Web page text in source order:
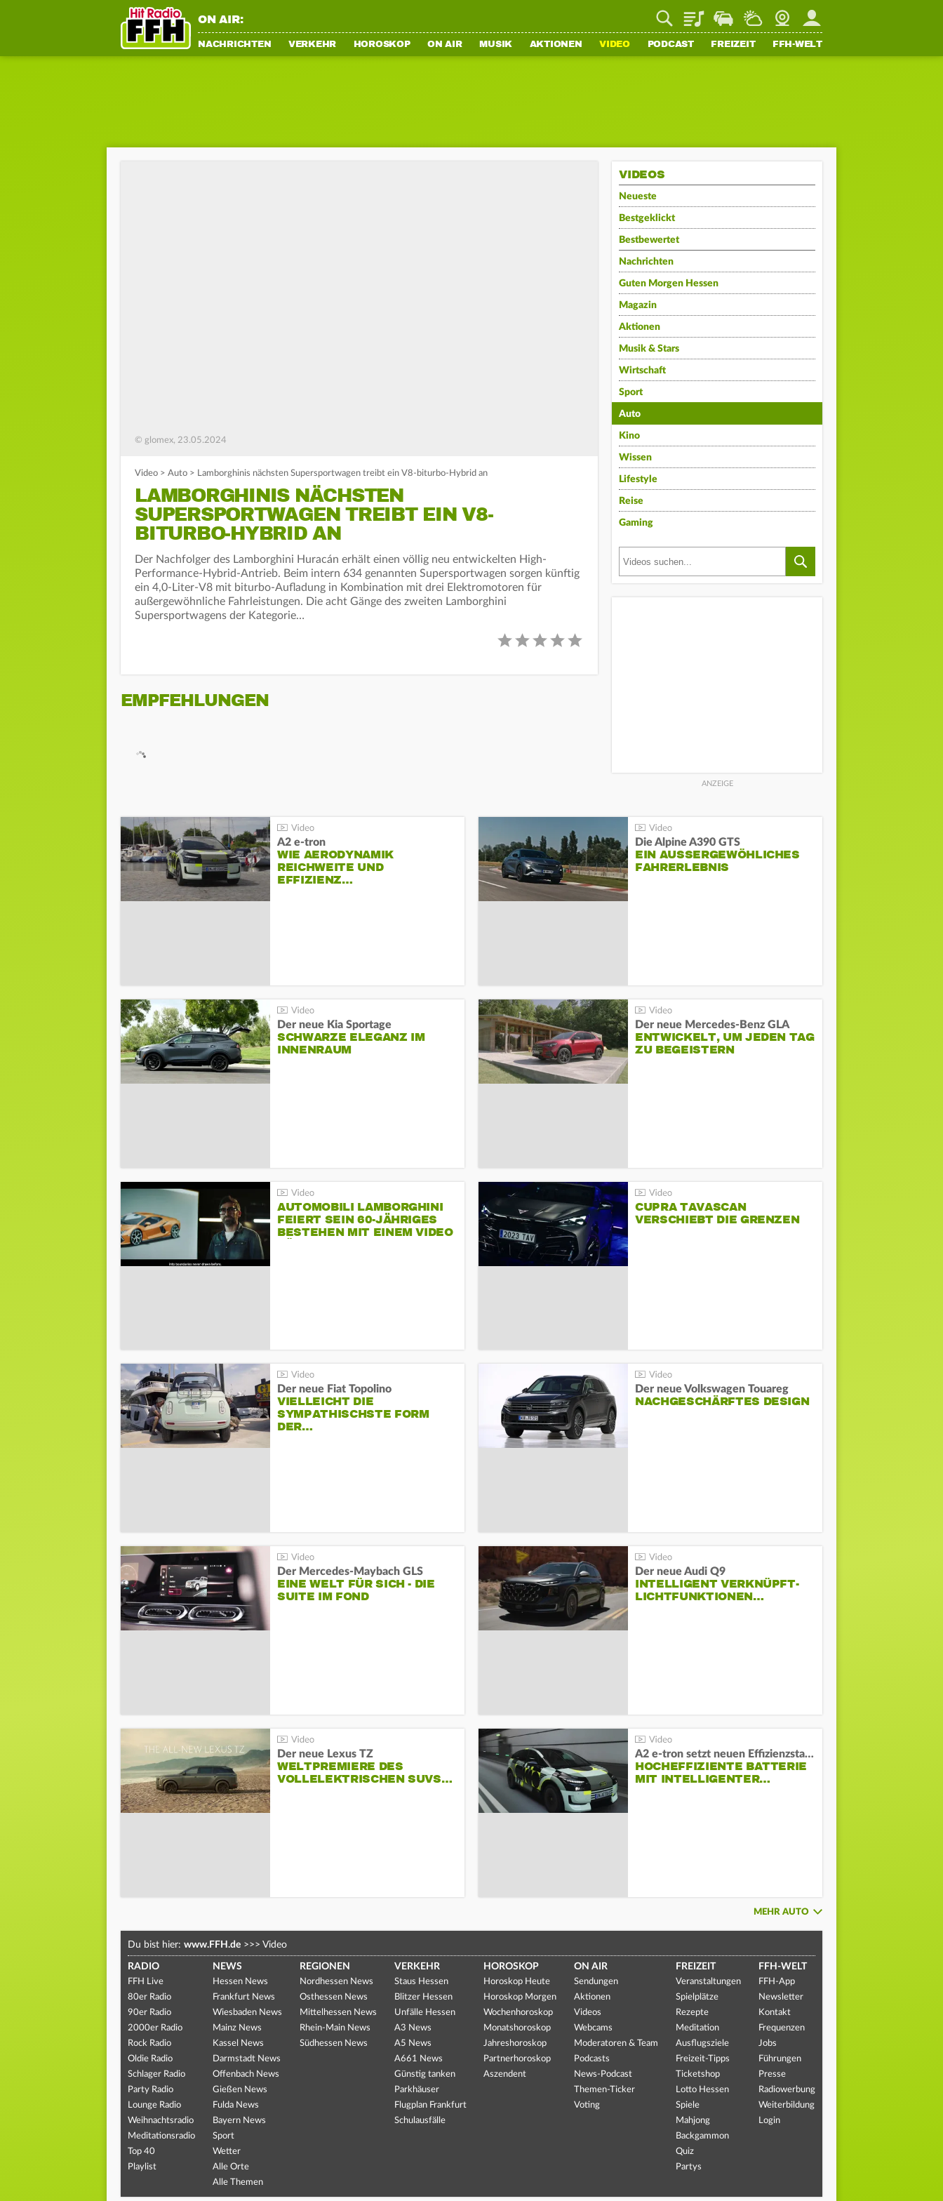
ON AIR: PlaylistStaupilotWetterWebcamMein FFH
NACHRICHTEN VERKEHR HOROSKOP ON AIR MUSIK AKTIONEN VIDEO PODCAST FREIZEIT FFH-WELT
© glomex, 23.05.2024
Video > Auto > Lamborghinis nächsten Supersportwagen treibt ein V8-biturbo-Hybrid an
LAMBORGHINIS NÄCHSTEN
SUPERSPORTWAGEN TREIBT EIN V8-
BITURBO-HYBRID AN
Der Nachfolger des Lamborghini Huracán erhält einen völlig neu entwickelten High-
Performance-Hybrid-Antrieb. Beim intern 634 genannten Supersportwagen sorgen künftig
ein 4,0-Liter-V8 mit biturbo-Aufladung in Kombination mit drei Elektromotoren für
außergewöhnliche Fahrleistungen. Die acht Gänge des zweiten Lamborghini
Supersportwagens der Kategorie…
EMPFEHLUNGEN
VIDEOS
Neueste
Bestgeklickt
Bestbewertet
Nachrichten
Guten Morgen Hessen
Magazin
Aktionen
Musik & Stars
Wirtschaft
Sport
Auto
Kino
Wissen
Lifestyle
Reise
Gaming
A2 e-tron
WIE AERODYNAMIK
REICHWEITE UND
EFFIZIENZ…
Die Alpine A390 GTS
EIN AUSSERGEWÖHLICHES F
AHRERLEBNIS
Der neue Kia Sportage
SCHWARZE ELEGANZ IM
INNENRAUM
Der neue Mercedes-Benz GLA
ENTWICKELT, UM JEDEN TAG
ZU BEGEISTERN
AUTOMOBILI LAMBORGHINI
FEIERT SEIN 60-JÄHRIGES
BESTEHEN MIT EINEM VIDEO
CUPRA TAVASCAN
VERSCHIEBT DIE GRENZEN
Der neue Fiat Topolino
VIELLEICHT DIE
SYMPATHISCHSTE FORM
DER…
Der neue Volkswagen Touareg
NACHGESCHÄRFTES DESIGN
Der Mercedes‑Maybach GLS
EINE WELT FÜR SICH - DIE
SUITE IM FOND
Der neue Audi Q9
INTELLIGENT VERKNÜPFT-
LICHTFUNKTIONEN…
Der neue Lexus TZ
WELTPREMIERE DES
VOLLELEKTRISCHEN SUVS…
A2 e-tron setzt neuen Effizienzstandard bei Audi
HOCHEFFIZIENTE BATTERIE
MIT INTELLIGENTER…
MEHR AUTO
Du bist hier: www.FFH.de >>> Video
RADIO
FFH Live
80er Radio
90er Radio
2000er Radio
Rock Radio
Oldie Radio
Schlager Radio
Party Radio
Lounge Radio
Weihnachtsradio
Meditationsradio
Top 40
Playlist
NEWS
Hessen News
Frankfurt News
Wiesbaden News
Mainz News
Kassel News
Darmstadt News
Offenbach News
Gießen News
Fulda News
Bayern News
Sport
Wetter
Alle Orte
Alle Themen
REGIONEN
Nordhessen News
Osthessen News
Mittelhessen News
Rhein-Main News
Südhessen News
VERKEHR
Staus Hessen
Blitzer Hessen
Unfälle Hessen
A3 News
A5 News
A661 News
Günstig tanken
Parkhäuser
Flugplan Frankfurt
Schulausfälle
HOROSKOP
Horoskop Heute
Horoskop Morgen
Wochenhoroskop
Monatshoroskop
Jahreshoroskop
Partnerhoroskop
Aszendent
ON AIR
Sendungen
Aktionen
Videos
Webcams
Moderatoren & Team
Podcasts
News-Podcast
Themen-Ticker
Voting
FREIZEIT
Veranstaltungen
Spielplätze
Rezepte
Meditation
Ausflugsziele
Freizeit-Tipps
Ticketshop
Lotto Hessen
Spiele
Mahjong
Backgammon
Quiz
Partys
FFH-WELT
FFH-App
Newsletter
Kontakt
Frequenzen
Jobs
Führungen
Presse
Radiowerbung
Weiterbildung
Login